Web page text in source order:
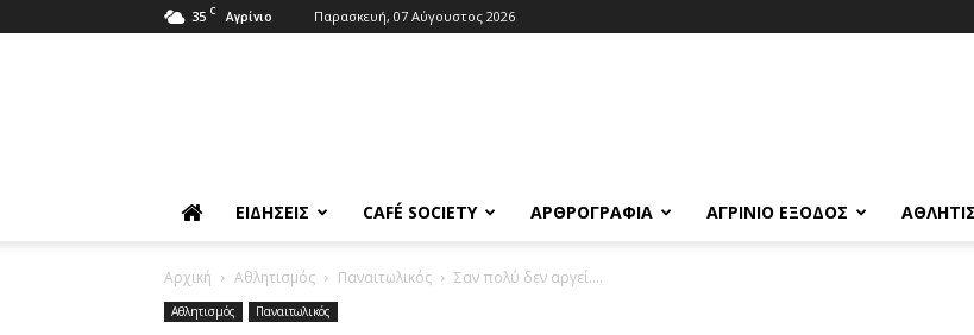
35 C Αγρίνιο Παρασκευή, 07 Αύγουστος 2026
ΕΙΔΉΣΕΙΣ CAFÉ SOCIETY ΑΡΘΡΟΓΡΑΦΊΑ ΑΓΡΊΝΙΟ ΈΞΟΔΟΣ
Αρχική Αθλητισμός Παναιτωλικός Σαν πολύ δεν αργεί….
Αθλητισμός Παναιτωλικός